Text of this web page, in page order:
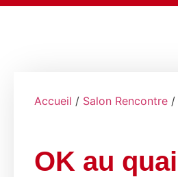
Accueil / Salon Rencontre /
OK au quai